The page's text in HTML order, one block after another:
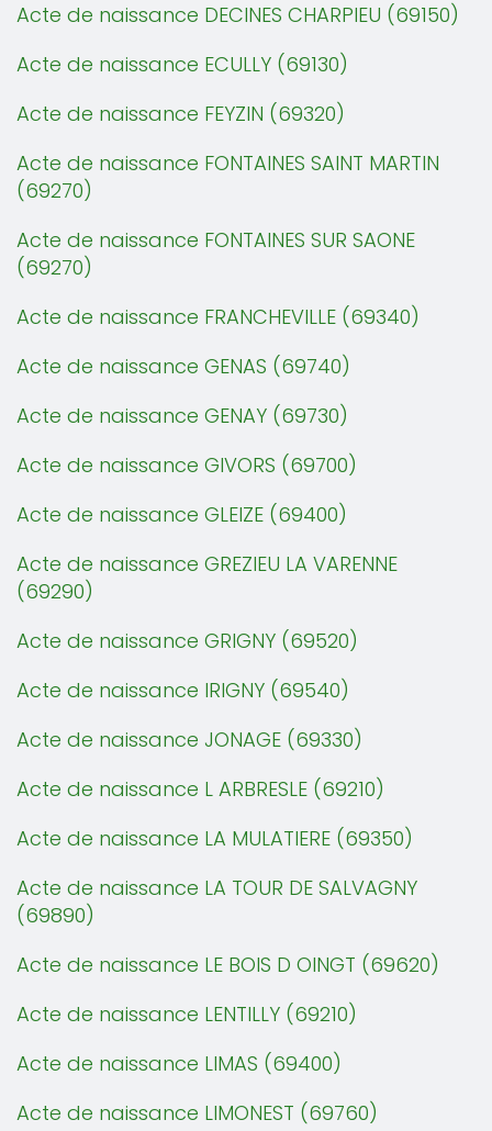
Acte de naissance DECINES CHARPIEU (69150)
Acte de naissance ECULLY (69130)
Acte de naissance FEYZIN (69320)
Acte de naissance FONTAINES SAINT MARTIN
(69270)
Acte de naissance FONTAINES SUR SAONE
(69270)
Acte de naissance FRANCHEVILLE (69340)
Acte de naissance GENAS (69740)
Acte de naissance GENAY (69730)
Acte de naissance GIVORS (69700)
Acte de naissance GLEIZE (69400)
Acte de naissance GREZIEU LA VARENNE
(69290)
Acte de naissance GRIGNY (69520)
Acte de naissance IRIGNY (69540)
Acte de naissance JONAGE (69330)
Acte de naissance L ARBRESLE (69210)
Acte de naissance LA MULATIERE (69350)
Acte de naissance LA TOUR DE SALVAGNY
(69890)
Acte de naissance LE BOIS D OINGT (69620)
Acte de naissance LENTILLY (69210)
Acte de naissance LIMAS (69400)
Acte de naissance LIMONEST (69760)